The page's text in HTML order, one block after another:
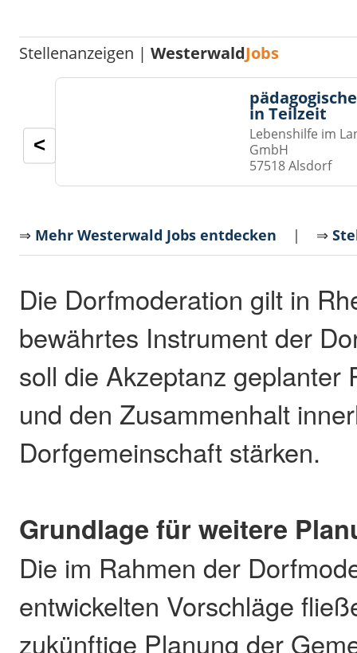
Stellenanzeigen |WesterwaldJobs
in Teilzeit
Lebenshilfe im
GmbH
57518 Alsdorf
<
⇒ Mehr Westerwald Jobs entdecken | ⇒
Die Dorfmoderation gilt in
bewährtes Instrument der
soll die Akzeptanz geplanter
und den Zusammenhalt
Dorfgemeinschaft stärken.
Grundlage für weitere
Die im Rahmen der
entwickelten Vorschläge
zukünftige Planung der